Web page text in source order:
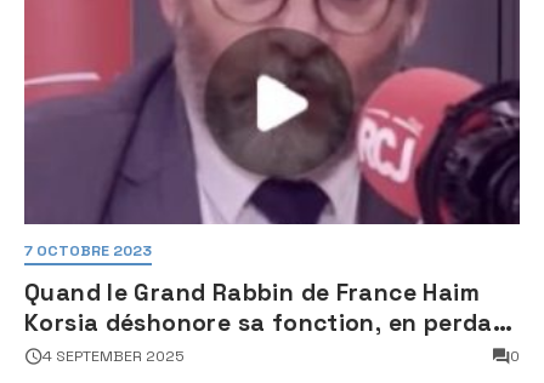
7 OCTOBRE 2023
Quand le Grand Rabbin de France Haim
Korsia déshonore sa fonction, en perdant
son sang froid
4 SEPTEMBER 2025 0